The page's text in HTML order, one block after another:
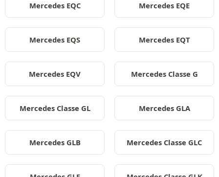
Mercedes EQC Mercedes EQE
Mercedes EQS Mercedes EQT
Mercedes EQV Mercedes Classe G
Mercedes Classe GL Mercedes GLA
Mercedes GLB Mercedes Classe GLC